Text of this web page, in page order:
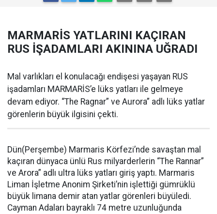
MARMARİS YATLARINI KAÇIRAN
RUS İŞADAMLARI AKININA UĞRADI
Mal varlıkları el konulacağı endişesi yaşayan RUS
işadamları MARMARİS’e lüks yatları ile gelmeye
devam ediyor. “The Ragnar” ve Aurora” adlı lüks yatlar
görenlerin büyük ilgisini çekti.
Dün(Perşembe) Marmaris Körfezi’nde savaştan mal
kaçıran dünyaca ünlü Rus milyarderlerin “The Rannar”
ve Arora” adlı ultra lüks yatları giriş yaptı. Marmaris
Liman İşletme Anonim Şirketi’nin işlettiği gümrüklü
büyük limana demir atan yatlar görenleri büyüledi.
Cayman Adaları bayraklı 74 metre uzunluğunda